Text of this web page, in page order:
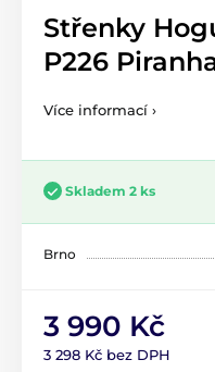
Střenky
P226
Více informací ›
Skladem 2 ks
Brno
3 990 Kč
3 298 Kč bez DPH